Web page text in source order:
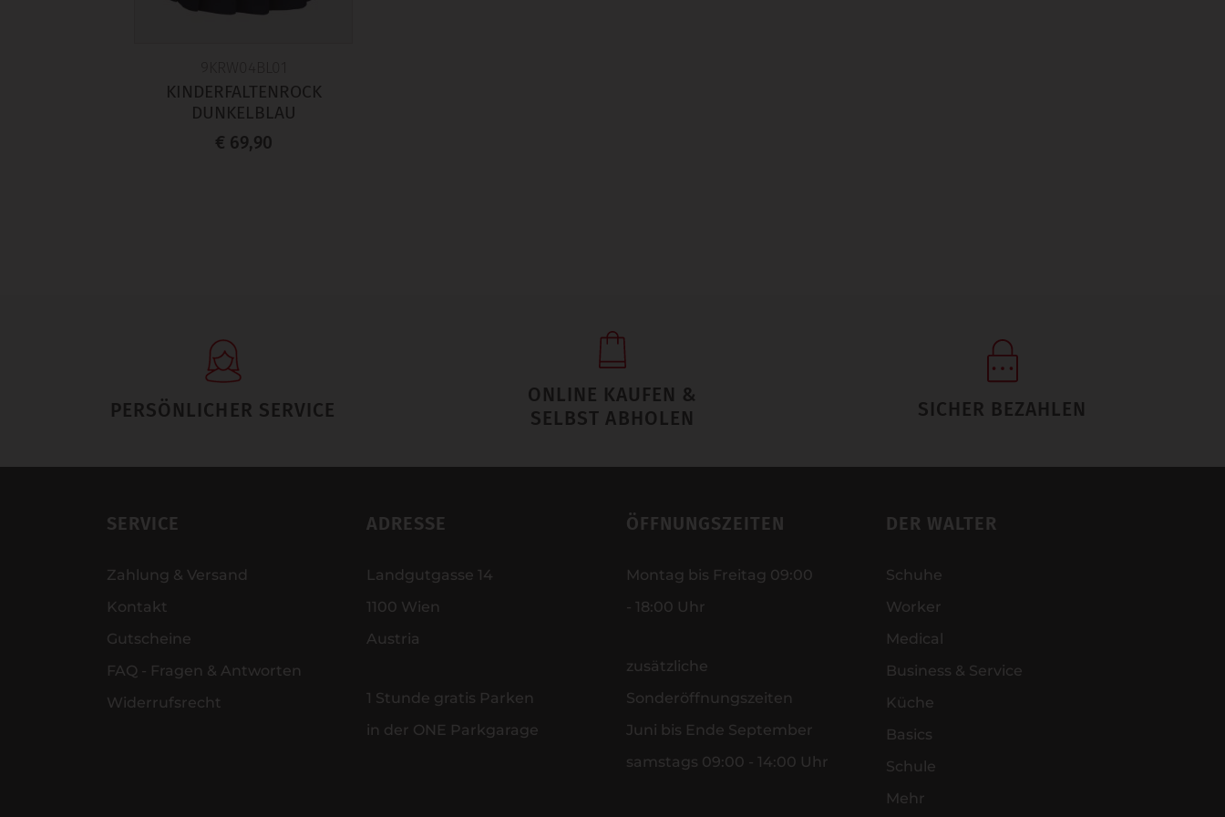
KINDERFALTENROCK
DUNKELBLAU
€ 69,90
PERSÖNLICHER SERVICE
ONLINE KAUFEN &
SELBST ABHOLEN
SICHER BEZAHLEN
SERVICE
Zahlung & Versand
Kontakt
Gutscheine
FAQ - Fragen & Antworten
Widerrufsrecht
ADRESSE
Landgutgasse 14
1100 Wien
Austria
1 Stunde gratis Parken
in der ONE Parkgarage
ÖFFNUNGSZEITEN
Montag bis Freitag 09:00
- 18:00 Uhr
zusätzliche
Sonderöffnungszeiten
Juni bis Ende September
samstags 09:00 - 14:00 Uhr
DER WALTER
Schuhe
Worker
Medical
Business & Service
Küche
Basics
Schule
Mehr